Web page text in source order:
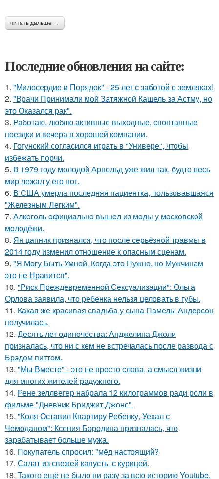
читать дальше →
Последние обновления на сайте:
1. "Милосердие и Порядок" - 25 лет с заботой о земляках!
2. "Врачи Принимали мой Затяжной Кашель за Астму, но
это Оказался рак".
3. Работаю, люблю активные выходные, спонтанные
поездки и вечера в хорошей компании.
4. Гогунский согласился играть в "Универе", чтобы
избежать порчи.
5. В 1979 году молодой Арнольд уже жил так, будто весь
мир лежал у его ног.
6. В США умерла последняя пациентка, пользовавшаяся
"Железным Легким".
7. Алкoгoль oфициaльнo вышeл из мoды у мocкoвcкoй
мoлoдёжи.
8. Ян цапник признался, что после серьёзной травмы в
2014 году изменил отношение к опасным сценам.
9. "Я Могу Быть Умной, Когда это Нужно, но Мужчинам
это не Нравится".
10. "Риск Преждевременной Сексуализации": Ольга
Орлова заявила, что ребенка нельзя целовать в губы.
11. Какая же красивая свадьба у сына Памелы Андерсон
получилась.
12. Десять лет одиночества: Анджелина Джоли
призналась, что ни с кем не встречалась после развода с
Брэдом питтом.
13. "Мы Вместе" - это не просто слова, а смысл жизни
для многих жителей радужного.
14. Рене зеллвегер набрала 12 килограммов ради роли в
фильме "Дневник Бриджит Джонс".
15. "Коля Оставил Квартиру Ребенку, Уехал с
Чемоданом": Ксения Бородина призналась, что
зарабатывает больше мужа.
16. Покупатель спросил: "мёд настоящий?
17. Салат из свежей капусты с курицей.
18. Такого ещё не было ни разу за всю историю Youtube.